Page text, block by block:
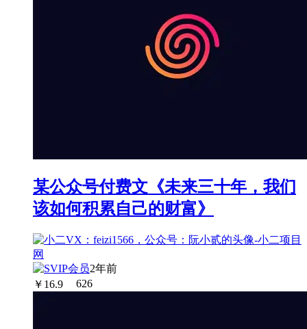
某公众号付费文《未来三十年，我们
该如何积累自己的财富》
2年前
￥ 16.9 626